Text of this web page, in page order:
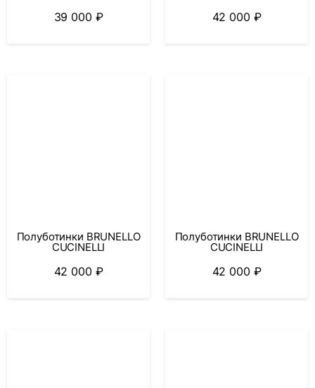
39 000 ₽ 42 000 ₽
Полуботинки BRUNELLO
CUCINELLI
42 000 ₽
Полуботинки BRUNELLO
CUCINELLI
42 000 ₽